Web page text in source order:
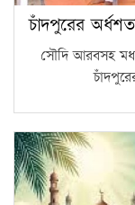
চাঁদপুরের
সৌদি আরবসহ